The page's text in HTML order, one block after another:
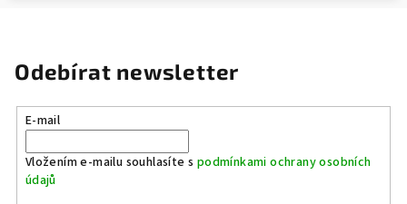
Odebírat newsletter
E-mail
Vložením e-mailu souhlasíte s podmínkami ochrany osobních
údajů